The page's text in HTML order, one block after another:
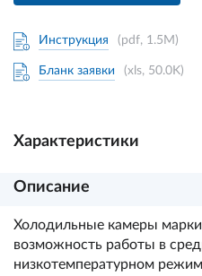
Инструкция (pdf, 1.5M)
Бланк заявки (xls, 50.0K)
Характеристики
Описание
Холодильные камеры
возможность работы в
низкотемпературном